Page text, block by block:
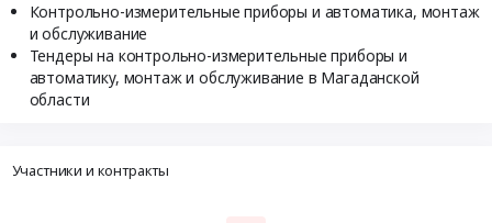
Контрольно-измерительные приборы и автоматика, монтаж
и обслуживание
Тендеры на контрольно-измерительные приборы и
автоматику, монтаж и обслуживание в Магаданской
области
Участники и контракты